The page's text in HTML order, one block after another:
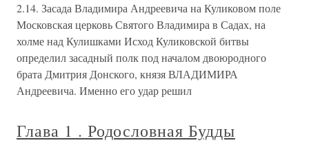
2.14. Засада Владимира Андреевича на Куликовом поле
Московская церковь Святого Владимира в Садах, на
холме над Кулишками Исход Куликовской битвы
определил засадный полк под началом двоюродного
брата Дмитрия Донского, князя ВЛАДИМИРА
Андреевича. Именно его удар решил
Глава 1 . Родословная Будды